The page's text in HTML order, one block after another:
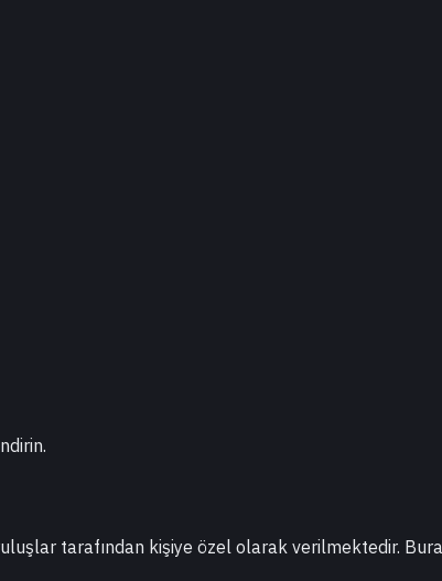
tarafından kişiye özel olarak verilmektedir.